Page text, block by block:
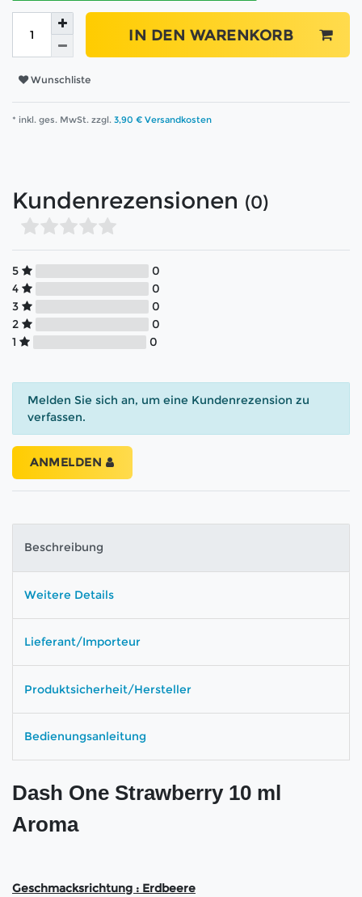
IN DEN WARENKORB
Wunschliste
* inkl. ges. MwSt. zzgl. 3,90 € Versandkosten
Kundenrezensionen (0)
5
0
4
0
3
0
2
0
1
0
Melden Sie sich an, um eine Kundenrezension zu
verfassen.
ANMELDEN
Beschreibung
Weitere Details
Lieferant/Importeur
Produktsicherheit/Hersteller
Bedienungsanleitung
Dash One Strawberry 10 ml
Aroma
Geschmacksrichtung : Erdbeere